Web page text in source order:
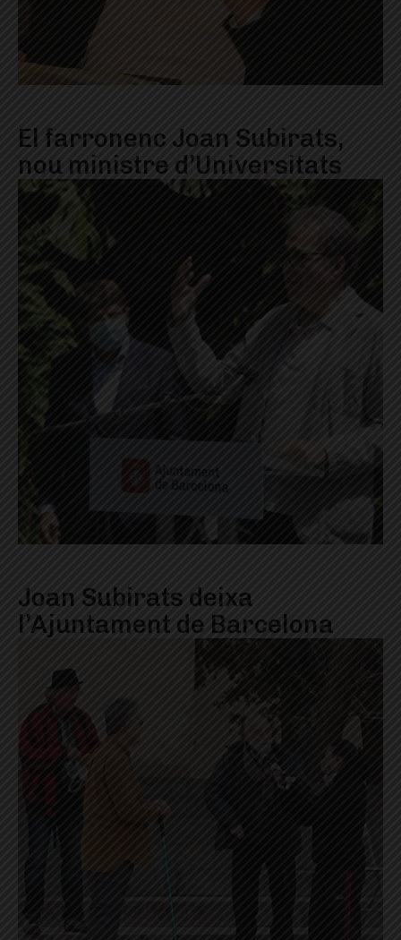
El farronenc Joan Subirats,
nou ministre d’Universitats
Joan Subirats deixa
l’Ajuntament de Barcelona